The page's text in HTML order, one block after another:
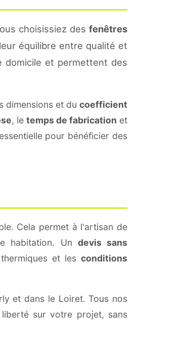
choisissiez des fenêtres
équilibre entre qualité et
domicile et permettent des
dimensions et ducoefficient
, le temps de fabrication et
pour bénéficier des
Cela permet à l'artisan de
habitation. Un devis sans
et les conditions
et dans le Loiret. Tous nos
sur votre projet, sans